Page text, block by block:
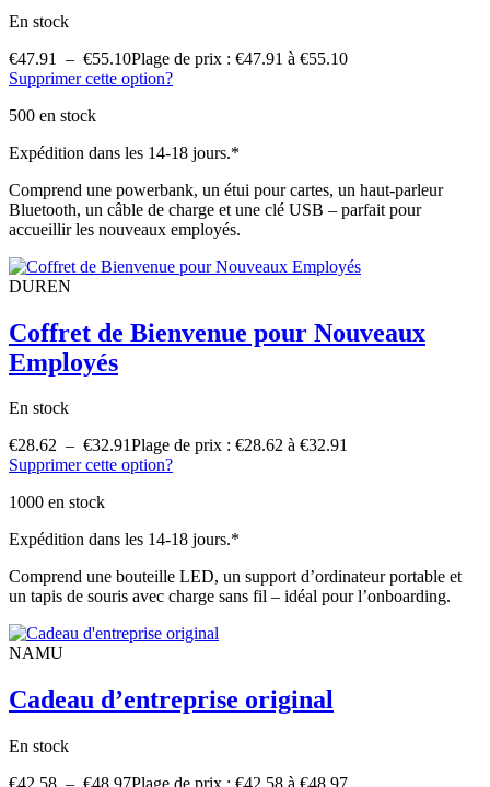
En stock
€47.91 – €55.10Plage de prix : €47.91 à €55.10
Supprimer cette option?
500 en stock
Expédition dans les 14-18 jours.*
Comprend une powerbank, un étui pour cartes, un haut-parleur
Bluetooth, un câble de charge et une clé USB – parfait pour
accueillir les nouveaux employés.
DUREN
Coffret de Bienvenue pour Nouveaux
Employés
En stock
€28.62 – €32.91Plage de prix : €28.62 à €32.91
Supprimer cette option?
1000 en stock
Expédition dans les 14-18 jours.*
Comprend une bouteille LED, un support d’ordinateur portable et
un tapis de souris avec charge sans fil – idéal pour l’onboarding.
NAMU
Cadeau d’entreprise original
En stock